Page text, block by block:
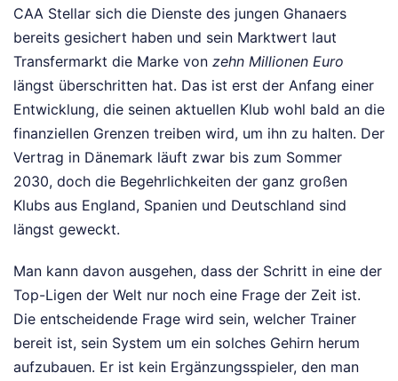
CAA Stellar sich die Dienste des jungen Ghanaers
bereits gesichert haben und sein Marktwert laut
Transfermarkt die Marke von zehn Millionen Euro
längst überschritten hat. Das ist erst der Anfang einer
Entwicklung, die seinen aktuellen Klub wohl bald an die
finanziellen Grenzen treiben wird, um ihn zu halten. Der
Vertrag in Dänemark läuft zwar bis zum Sommer
2030, doch die Begehrlichkeiten der ganz großen
Klubs aus England, Spanien und Deutschland sind
längst geweckt.
Man kann davon ausgehen, dass der Schritt in eine der
Top-Ligen der Welt nur noch eine Frage der Zeit ist.
Die entscheidende Frage wird sein, welcher Trainer
bereit ist, sein System um ein solches Gehirn herum
aufzubauen. Er ist kein Ergänzungsspieler, den man